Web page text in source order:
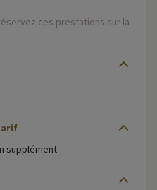
ces prestations sur la
supplément